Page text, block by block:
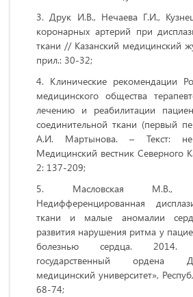
Друк И.В., Нечаева Г.И.,
коронарных артерий при
ткани // Казанский медицинский
прил.: 30-32;
Клинические рекомендации
медицинского общества
лечению и реабилитации
соединительной ткани (первый
А.И. Мартынова. – Текст:
Медицинский вестник Северного
2: 137-209;
Масловская
Недифференцированная
ткани и малые аномалии
развития нарушения ритма у
болезнью сердца. 2014.
государственный ордена
медицинский университет»,
68-74;